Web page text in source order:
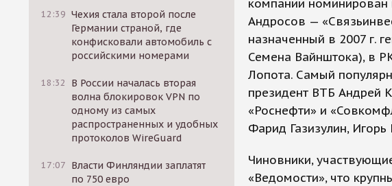
12:39 Чехия стала второй после
Германии страной, где
конфисковали автомобиль с
российскими номерами
18:32
В России началась вторая
волна блокировок VPN по
одному из самых
распространенных и удобных
протоколов WireGuard
17:07 Власти Финляндии заплатят
по 750 евро
компании номинирован
Андросов —
назначенный в 2007 г.
Семена Вайнштока), в
Лопота. Самый
президент ВТБ Андрей
«Роснефти» и
Фарид Газизулин,
Чиновники,
«Ведомости», что